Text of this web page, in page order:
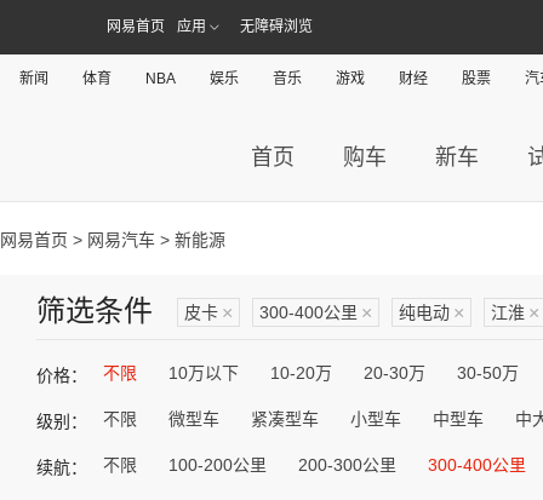
网易首页 应用 无障碍浏览
新闻 体育 NBA 娱乐 音乐 游戏 财经 股票 汽
首页 购车 新车
网易首页 > 网易汽车 > 新能源
筛选条件 皮卡 × 300-400公里 × 纯电动 × 江淮 ×
价格： 不限 10万以下 10-20万 20-30万 30-50万
级别： 不限 微型车 紧凑型车 小型车 中型车 中
续航： 不限 100-200公里 200-300公里 300-400公里